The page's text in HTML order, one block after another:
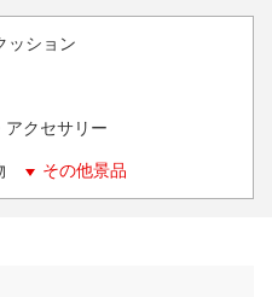
ッション
アクセサリー
その他景品